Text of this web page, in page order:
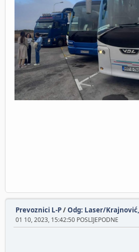
Prevoznici L-P/Odg: Laser/
01 10, 2023, 15:42:50 POSLIJEPODNE